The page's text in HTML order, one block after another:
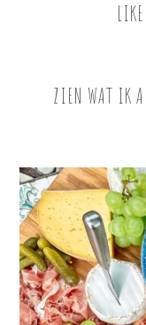
ZIEN WAT IK